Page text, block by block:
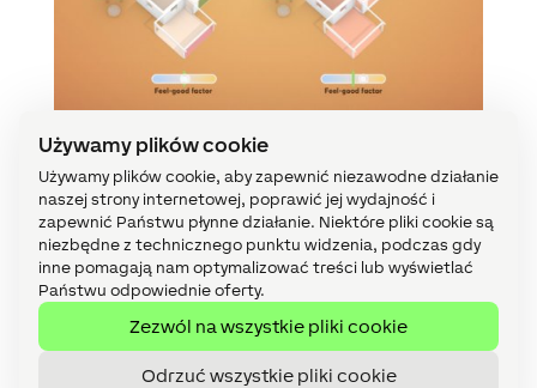
Używamy plików cookie
Używamy plików cookie, aby zapewnić niezawodne działanie
naszej strony internetowej, poprawić jej wydajność i
zapewnić Państwu płynne działanie. Niektóre pliki cookie są
niezbędne z technicznego punktu widzenia, podczas gdy
inne pomagają nam optymalizować treści lub wyświetlać
Państwu odpowiednie oferty.
Zezwól na wszystkie pliki cookie
Odrzuć wszystkie pliki cookie
Wyniki badań
Poniższe wyniki badań przedstawiają, o ile stopni
inteligentny dom potrafi obniżyć temperaturę
wewnętrzną
w porównaniu z tradycyjnym domem w miesiącu